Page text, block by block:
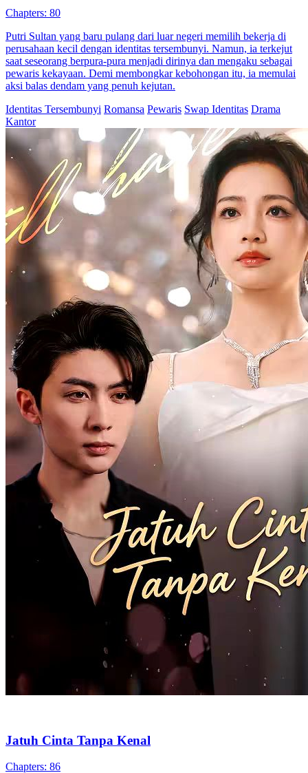
Temukanmu Sepanjang Waktu
63 Episodes
Jennifer rahasiakan pernikahannya dengan Louis selama 4 tahun.
Mereka belum bertemu sejak kecil, saat Louis kembali untuk akhiri
pernikahan, tanpa sengaja pekerjakan Jennifer sebagai
pengacaranya. Saat identitas yang tersembunyi dan rahasia keluarga
mengancam hubungan mereka yang baru terjalin.
Identitas Tersembunyi
Pemeran Utama Wanita Kuat
Pandangan Pertama
Adik Malah Jadi Pacar
87 Episodes
Saat berusia 10 tahun, Sinta Yuwono mengadopsi Randy Sheldon
dan menganggapnya sebagai adik, tapi adik ini malah jatuh cinta
padanya. Sinta Yuwono nggak tahu cara menghadapinya, sehingga
pilih untuk ke luar negeri. Setelah 5 tahun, akhirnya ia kembali, dan
ternyata Randy Sheldon memiliki identitas tersembunyi.
Identitas Tersembunyi Romansa